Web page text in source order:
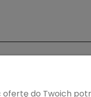
Twoje
do Twoich